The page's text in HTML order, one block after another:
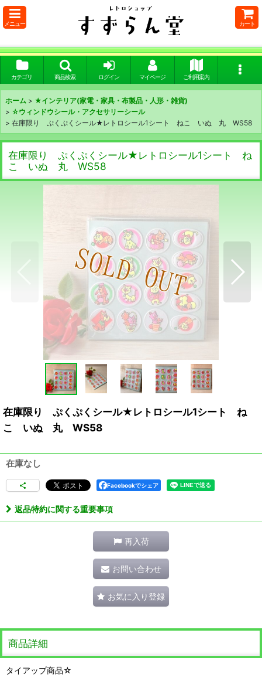
メニュー カート
カテゴリ 商品検索 ログイン マイページ ご利用案内
ホーム > ★インテリア(家電・家具・布製品・人形・雑貨)
> ☆ウィンドウシール・アクセサリーシール
> 在庫限り ぷくぷくシール★レトロシール1シート ねこ いぬ 丸 WS58
在庫限り ぷくぷくシール★レトロシール1シート ね
こ いぬ 丸 WS58
在庫限り ぷくぷくシール★レトロシール1シート ね
こ いぬ 丸 WS58
在庫なし
Facebookでシェア
返品特約に関する重要事項
再入荷
お問い合わせ
お気に入り登録
商品詳細
タイアップ商品☆